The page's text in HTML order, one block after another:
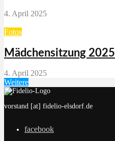
4. April 2025
Fotos
Mädchensitzung 2025
4. April 2025
Weitere
vorstand [at] fidelio-elsdorf.de
facebook